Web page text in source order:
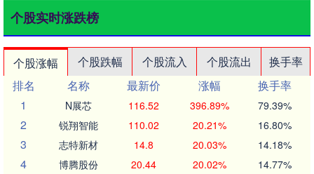
个股实时涨跌榜
个股涨幅 个股跌幅 个股流入 个股流出
换手率
排名
名称 最新价 涨幅
换手率
1
N展芯 116.52 396.89% 79.39%
2 锐翔智能 110.02 20.21% 16.80%
3 志特新材 14.8 20.03% 14.18%
4 博腾股份 20.44 20.02% 14.77%